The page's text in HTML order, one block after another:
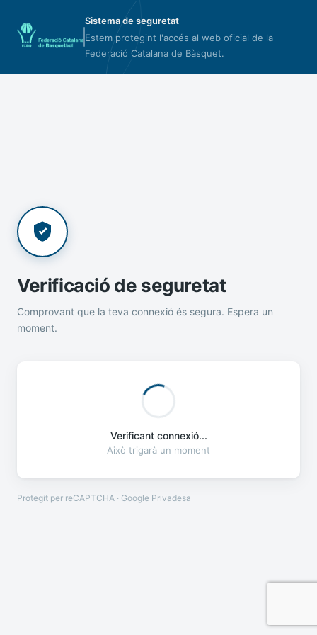
Sistema de seguretat
Estem protegint l'accés al web oficial de la
Federació Catalana de Bàsquet.
Verificació de seguretat
Comprovant que la teva connexió és segura. Espera un
moment.
Verificant connexió...
Això trigarà un moment
Protegit per reCAPTCHA · Google Privadesa